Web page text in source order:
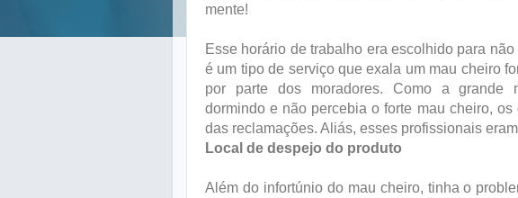
mente!
Esse horário de trabalho era escolhido para
é um tipo de serviço que exala um mau cheiro
por parte dos moradores. Como a grande
dormindo e não percebia o forte mau cheiro,
das reclamações. Aliás, esses profissionais
Local de despejo do produto
Além do infortúnio do mau cheiro, tinha o